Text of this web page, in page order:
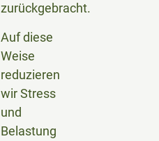
zurückgebracht.
Auf diese
Weise
reduzieren
wir Stress
und
Belastung